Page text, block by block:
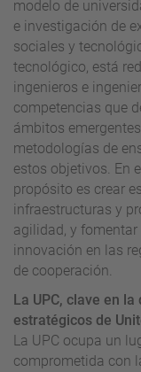
modelo de
e investigación de
sociales y
tecnológico, está
ingenieros e
competencias que
ámbitos
metodologías de
estos objetivos. En
propósito es crear
infraestructuras y
agilidad, y
innovación en las
de cooperación.
La UPC, clave en
estratégicos de
La UPC ocupa un
comprometida con